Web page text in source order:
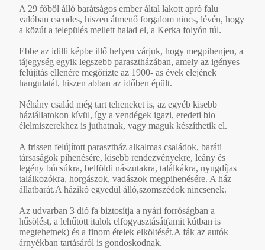
A 29 főből álló barátságos ember által lakott apró falu
valóban csendes, hiszen átmenő forgalom nincs, lévén, hogy
a közút a település mellett halad el, a Kerka folyón túl.
Ebbe az idilli képbe illő helyen várjuk, hogy megpihenjen, a
tájegység egyik legszebb parasztházában, amely az igényes
felújítás ellenére megőrizte az 1900- as évek elejének
hangulatát, hiszen abban az időben épült.
Néhány család még tart teheneket is, az egyéb kisebb
háziállatokon kívül, így a vendégek igazi, eredeti bio
élelmiszerekhez is juthatnak, vagy maguk készíthetik el.
A frissen felújított parasztház alkalmas családok, baráti
társaságok pihenésére, kisebb rendezvényekre, leány és
legény búcsúkra, belföldi nászutakra, találkákra, nyugdíjas
találkozókra, horgászok, vadászok megpihenésére. A ház
állatbarát.A házikó egyedül álló,szomszédok nincsenek.
Az udvarban 3 dió fa biztosítja a nyári forróságban a
hűsölést, a lehűtött italok elfogyasztását(amit kútban is
megtehetnek) és a finom ételek elköltését.A fák az autók
árnyékban tartásáról is gondoskodnak.